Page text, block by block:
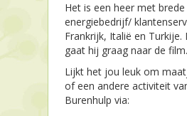
Het is een heer met
energiebedrijf/
Frankrijk, Italië en
gaat hij graag naar de film.
Lijkt het jou leuk om
of een andere activiteit
Burenhulp via: